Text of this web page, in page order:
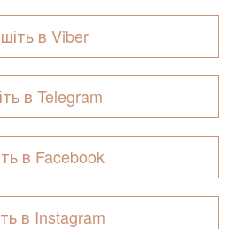
в Viber
в Telegram
в Facebook
в Instagram